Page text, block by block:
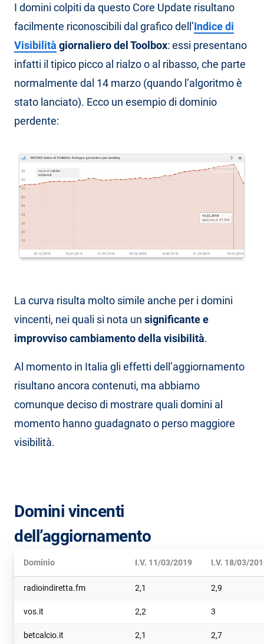
I domini colpiti da questo Core Update risultano
facilmente riconoscibili dal grafico dell’Indice di
Visibilità giornaliero del Toolbox: essi presentano
infatti il tipico picco al rialzo o al ribasso, che parte
normalmente dal 14 marzo (quando l’algoritmo è
stato lanciato). Ecco un esempio di dominio
perdente:
La curva risulta molto simile anche per i domini
vincenti, nei quali si nota un significante e
improvvisocambiamento della visibilità.
Al momento in Italia gli effetti dell’aggiornamento
risultano ancora contenuti, ma abbiamo
comunque deciso di mostrare quali domini al
momento hanno guadagnato o perso maggiore
visibilità.
Domini vincenti
dell’aggiornamento
Dominio I.V. 11/03/2019 I.V. 18/03/
radioindiretta.fm 2,1 2,9
vos.it 2,2 3
betcalcio.it 2,1 2,7